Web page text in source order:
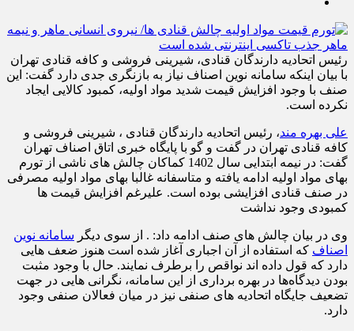
رئیس اتحادیه دارندگان قنادی، شیرینی فروشی و کافه قنادی تهران
با بیان اینکه سامانه نوین اصناف نیاز به بازنگری جدی دارد گفت: این
صنف با وجود افزایش قیمت شدید مواد اولیه، کمبود کالایی ایجاد
نکرده است.
علی بهره مند، رئیس اتحادیه دارندگان قنادی ، شیرینی فروشی و
کافه قنادی تهران در گفت و گو با پایگاه خبری اتاق اصناف تهران
گفت: در نیمه ابتدایی سال 1402 کماکان چالش های ناشی از تورم
بهای مواد اولیه ادامه یافته و متاسفانه غالبا بهای مواد اولیه مصرفی
در صنف قنادی افزایشی بوده است. علی‎رغم افزایش قیمت ها
کمبودی وجود نداشت
وی در بیان چالش های صنف ادامه داد: . از سوی دیگر سامانه نوین
اصناف که استفاده از آن اجباری آغاز شده است هنوز ضعف هایی
دارد که قول داده اند نواقص را برطرف نمایند. حال با وجود مثبت
بودن دیدگاه‌ها در بهره برداری از این سامانه، نگرانی هایی در جهت
تضعیف جایگاه اتحادیه های صنفی نیز در میان فعالان صنفی وجود
دارد.